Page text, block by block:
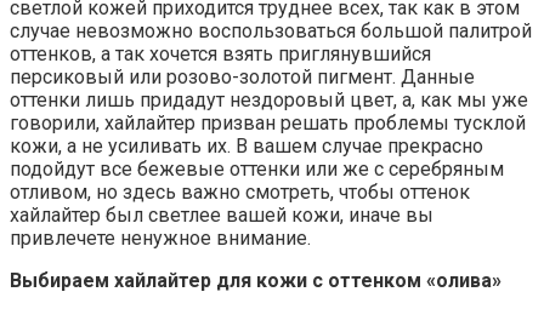
светлой кожей приходится труднее всех, так как в этом
случае невозможно воспользоваться большой палитрой
оттенков, а так хочется взять приглянувшийся
персиковый или розово-золотой пигмент. Данные
оттенки лишь придадут нездоровый цвет, а, как мы уже
говорили, хайлайтер призван решать проблемы тусклой
кожи, а не усиливать их. В вашем случае прекрасно
подойдут все бежевые оттенки или же с серебряным
отливом, но здесь важно смотреть, чтобы оттенок
хайлайтер был светлее вашей кожи, иначе вы
привлечете ненужное внимание.
Выбираем хайлайтер для кожи с оттенком «олива»